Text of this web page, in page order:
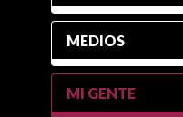
MEDIOS
MI GENTE